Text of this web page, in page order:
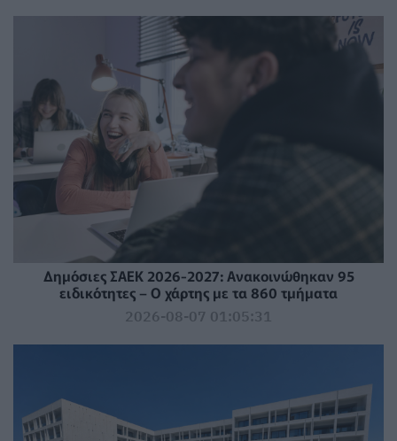
Δημόσιες ΣΑΕΚ 2026-2027: Ανακοινώθηκαν 95
ειδικότητες – Ο χάρτης με τα 860 τμήματα
2026-08-07 01:05:31